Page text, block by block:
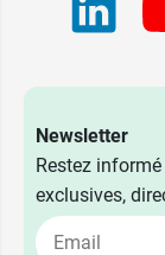
Newsletter
Restez
exclusives,